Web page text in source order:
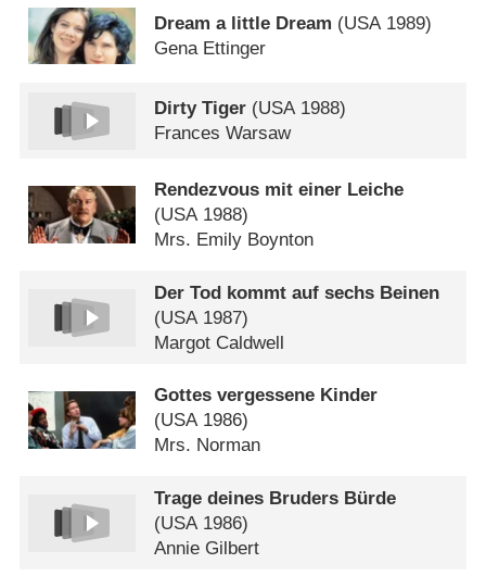
Dream a little Dream (USA1989)
Gena Ettinger
Dirty Tiger (USA1988)
Frances Warsaw
Rendezvous mit einer Leiche
(USA1988)
Mrs. Emily Boynton
Der Tod kommt auf sechs Beinen
(USA 1987)
Margot Caldwell
Gottes vergessene Kinder
(USA1986)
Mrs. Norman
Trage deines Bruders Bürde
(USA 1986)
Annie Gilbert